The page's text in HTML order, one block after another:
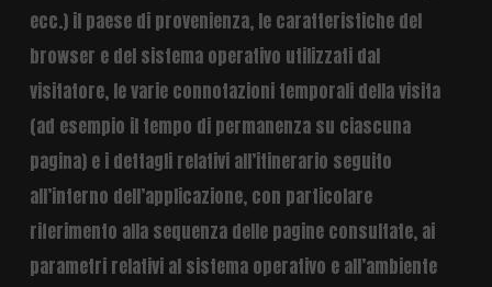
ecc.) il paese di provenienza, le caratteristiche del
browser e del sistema operativo utilizzati dal
visitatore, le varie connotazioni temporali della visita
(ad esempio il tempo di permanenza su ciascuna
pagina) e i dettagli relativi all’itinerario seguito
all’interno dell’applicazione, con particolare
riferimento alla sequenza delle pagine consultate, ai
parametri relativi al sistema operativo e all’ambiente